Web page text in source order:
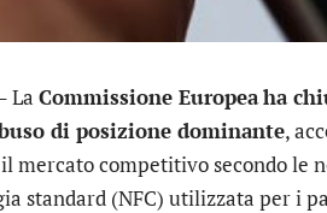
La Commissione Europeaha
di posizione dominante,
mercato competitivo secondo le
standard (NFC) utilizzata per i